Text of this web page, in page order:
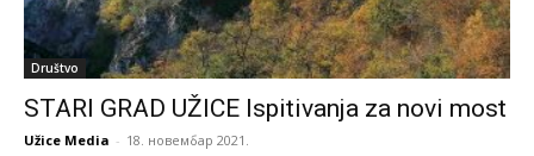
Društvo
STARI GRAD UŽICE Ispitivanja za novi most
Užice Media - 18. новембар 2021.